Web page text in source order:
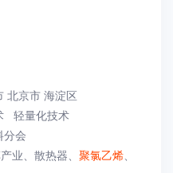
北京市 海淀区
轻量化技术
分会
业、 散热器、 聚氯乙烯、